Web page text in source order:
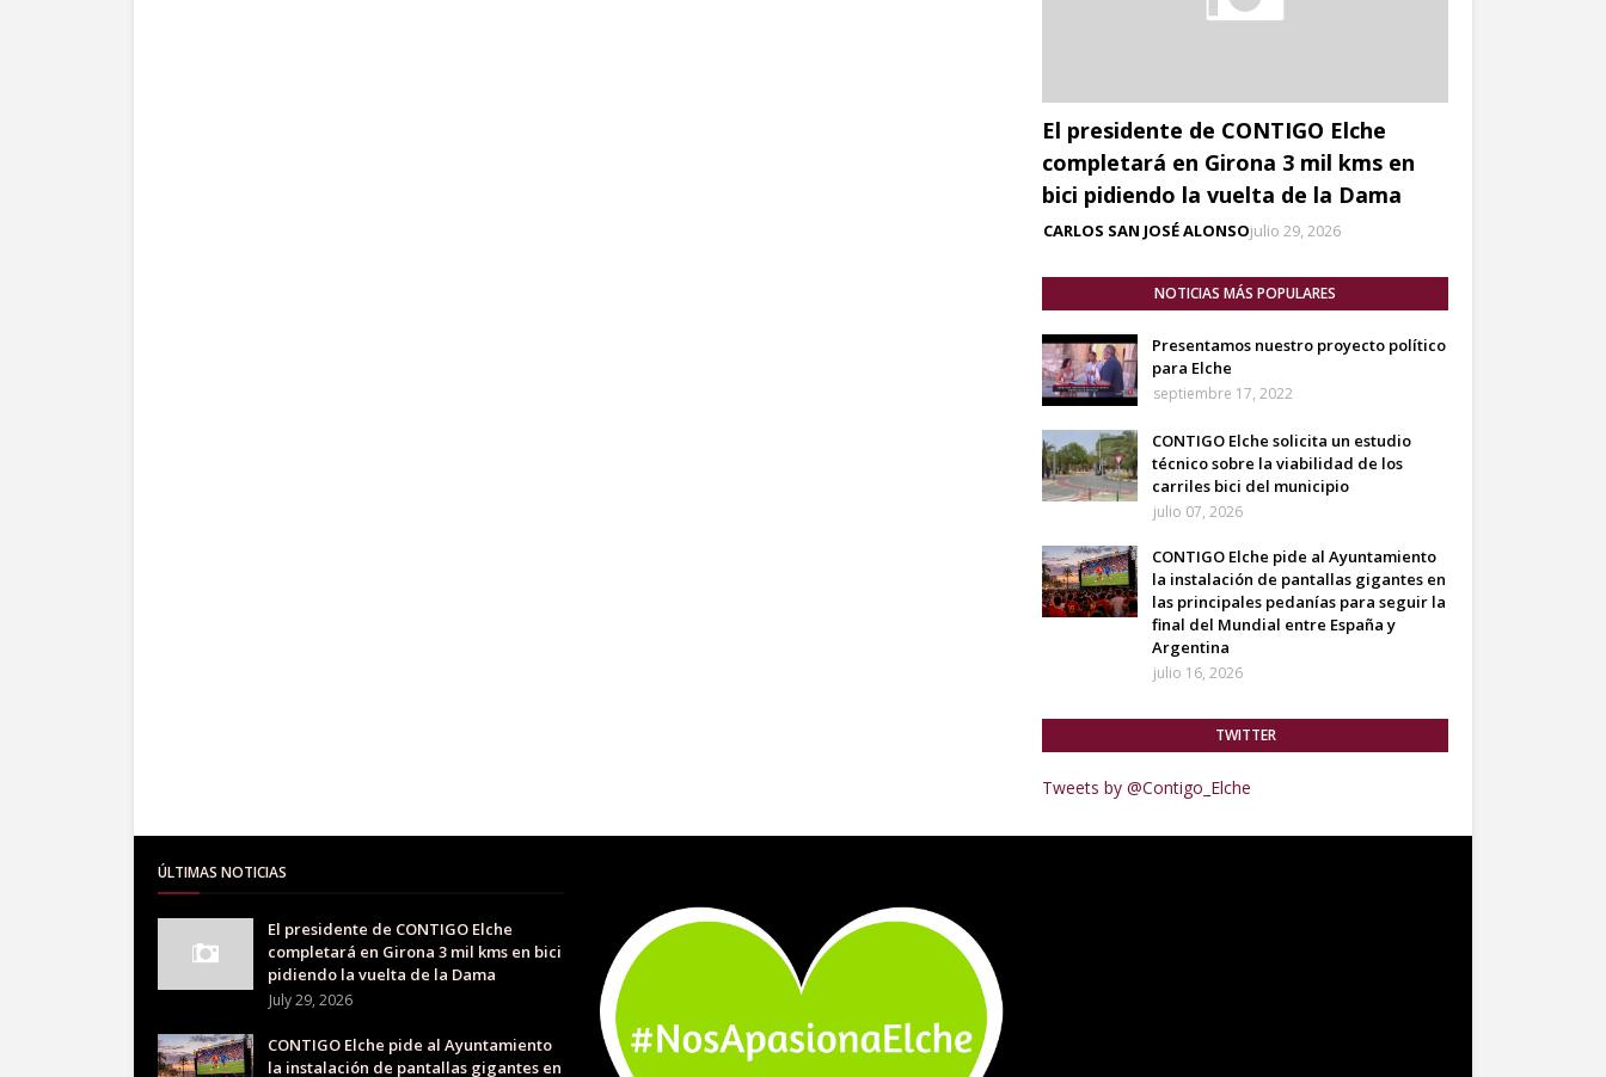
El presidente de CONTIGO Elche
completará en Girona 3 mil kms en
bici pidiendo la vuelta de la Dama
CARLOS SAN JOSÉ ALONSOjulio 29, 2026
NOTICIAS MÁS POPULARES
Presentamos nuestro proyecto político
para Elche
septiembre 17, 2022
CONTIGO Elche solicita un estudio
técnico sobre la viabilidad de los
carriles bici del municipio
julio 07, 2026
CONTIGO Elche pide al Ayuntamiento
la instalación de pantallas gigantes en
las principales pedanías para seguir la
final del Mundial entre España y
Argentina
julio 16, 2026
TWITTER
Tweets by @Contigo_Elche
ÚLTIMAS NOTICIAS
El presidente de CONTIGO Elche
completará en Girona 3 mil kms en bici
pidiendo la vuelta de la Dama
July 29, 2026
CONTIGO Elche pide al Ayuntamiento
la instalación de pantallas gigantes en